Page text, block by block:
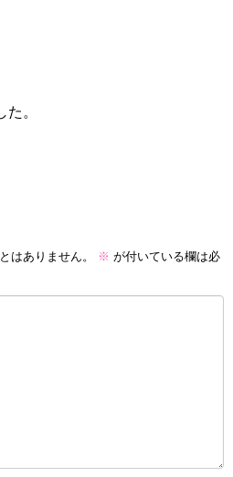
。
はありません。 ※ が付いている欄は必